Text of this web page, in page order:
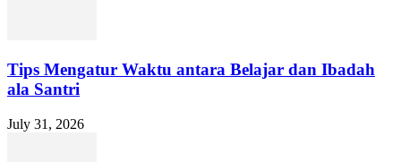
Tips Mengatur Waktu antara Belajar dan Ibadah
ala Santri
July 31, 2026